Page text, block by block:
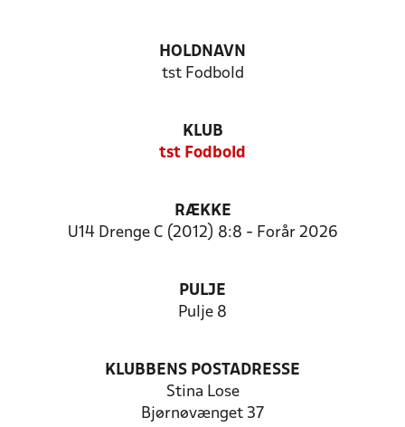
HOLDNAVN
tst Fodbold
KLUB
tst Fodbold
RÆKKE
U14 Drenge C (2012) 8:8 - Forår 2026
PULJE
Pulje 8
KLUBBENS POSTADRESSE
Stina Lose
Bjørnøvænget 37